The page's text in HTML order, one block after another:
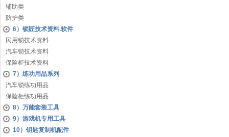
辅助类
防护类
6）锁匠技术资料.软件
民用锁技术资料
汽车锁技术资料
保险柜技术资料
7）练功用品系列
汽车锁练功用品
保险柜练功用品
8）万能套装工具
9）游戏机专用工具
10）钥匙复制机配件